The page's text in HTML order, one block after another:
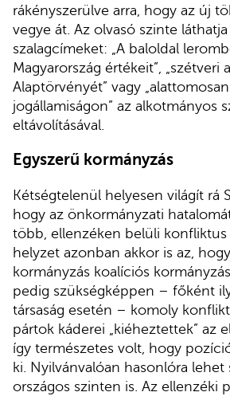
rákényszerülve arra, hogy az új
vegye át. Az olvasó szinte
szalagcímeket: „A baloldal
Magyarország értékeit”, „szétveri
Alaptörvényét” vagy
jogállamiságon” az alkotmányos
eltávolításával.
Egyszerű kormányzás
Kétségtelenül helyesen világít rá
hogy az önkormányzati
több, ellenzéken belüli konfliktus
helyzet azonban akkor is az,
kormányzás koalíciós
pedig szükségképpen – főként
társaság esetén – komoly
pártok káderei „kiéheztettek” az
így természetes volt, hogy
ki. Nyilvánvalóan hasonlóra lehet
országos szinten is. Az ellenzéki